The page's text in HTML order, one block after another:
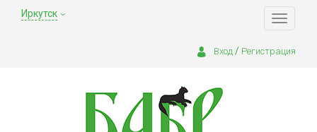
Иркутск
Toggle
Вход / Регистрация